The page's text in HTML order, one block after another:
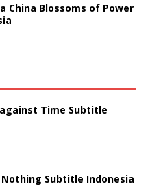
China Blossoms of Power
Time Subtitle
Subtitle Indonesia